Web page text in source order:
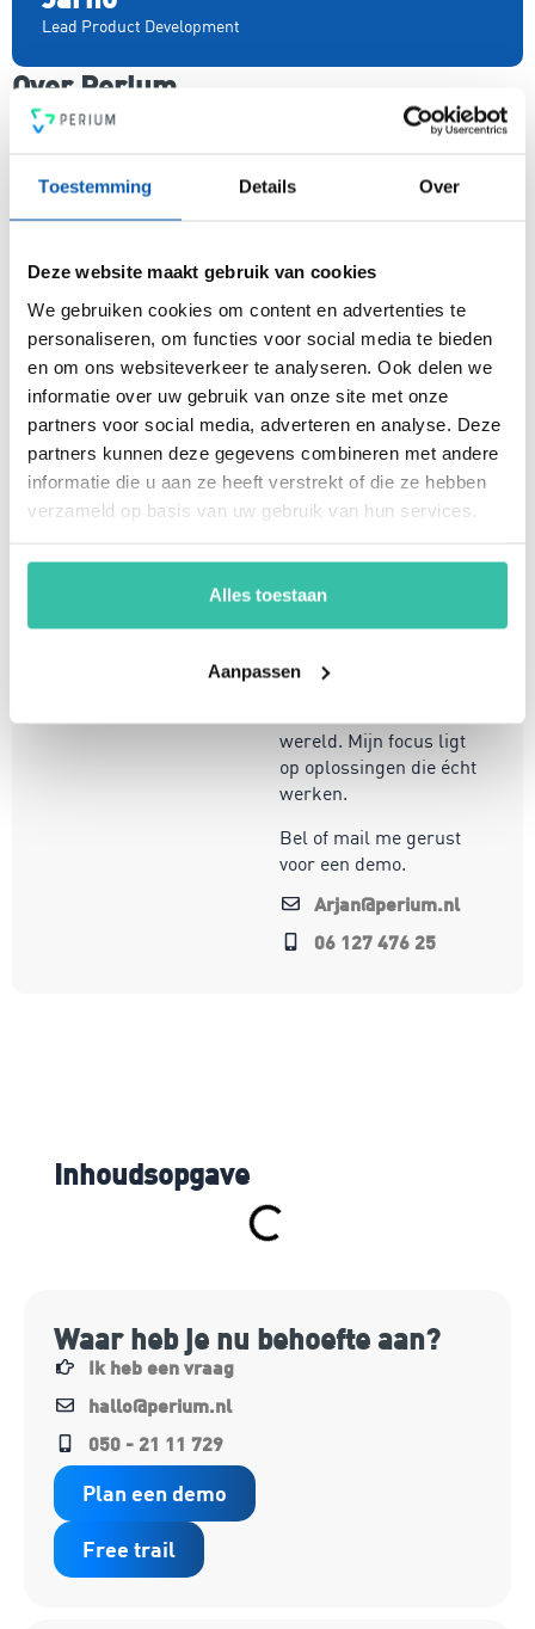
Toestemming Details Over
Deze website maakt gebruik van cookies
We gebruiken cookies om content en advertenties te
personaliseren, om functies voor social media te bieden
en om ons websiteverkeer te analyseren. Ook delen we
informatie over uw gebruik van onze site met onze
partners voor social media, adverteren en analyse. Deze
partners kunnen deze gegevens combineren met andere
informatie die u aan ze heeft verstrekt of die ze hebben
verzameld op basis van uw gebruik van hun services.
Alles toestaan
Aanpassen
Lead Product Development
Over Perium
Perium is het meest gebruiksvriendelijke all-in-one
platform voor compleet risicomanagement. In een mum van
managementsysteem voor risicobeheersing, een krachtige
PDCA-cyclus, een 4-ogen principe en heldere rapportages.
onder andere security, privacy, duurzaamheid, milieu,
energiemanagement, ARBO en nog veel meer. Vergroot de
weerbaarheid van je organisatie snel, eenvoudig en
betaalbaar met hét Perium platform.
Arjan Kremer
Mede-oprichter Perium
B.V.
risicomanagement, ICT
en een passie voor
innovatie, help ik
organisaties om
weerbaar en compliant
te opereren in een
wereld. Mijn focus ligt
op oplossingen die écht
werken.
Bel of mail me gerust
voor een demo.
Arjan@perium.nl
06 127 476 25
Inhoudsopgave
Waar heb je nu behoefte aan?
Ik heb een vraag
hallo@perium.nl
050 - 21 11 729
Plan een demo
Free trail